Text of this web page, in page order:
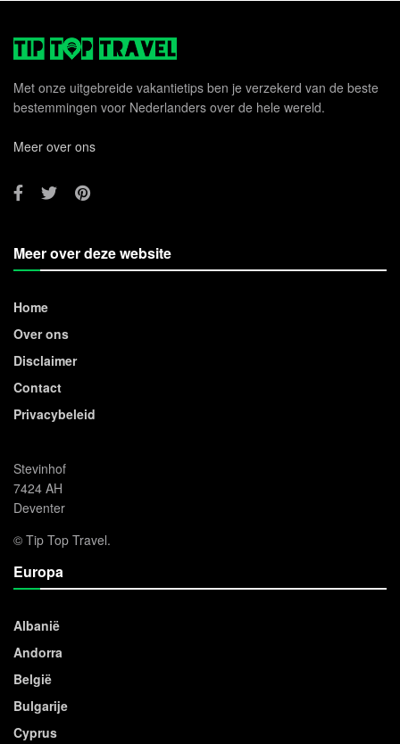
Met onze uitgebreide vakantietips ben je verzekerd van de beste
bestemmingen voor Nederlanders over de hele wereld.
Meer over ons
Meer over deze website
Home
Over ons
Disclaimer
Contact
Privacybeleid
Stevinhof
7424 AH
Deventer
© Tip Top Travel.
Europa
Albanië
Andorra
België
Bulgarije
Cyprus